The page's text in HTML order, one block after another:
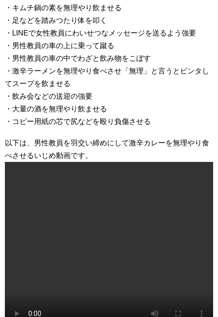
・キムチ鍋の素を無理やり飲ませる
・足などを踏みつたり体を叩く
・LINEで女性教員にわいせつなメッセージを送るよう強要
・男性教員の車の上に乗って蹴る
・男性教員の車の中でわざと飲み物をこぼす
・激辛ラーメンを無理やり食べさせ「無理」と言うとビンタし
てスープを飲ませる
・飲み会などの送迎の強要
・大量の酒を無理やり飲ませる
・コピー用紙の芯で尻などを殴り負傷させる
以下は、男性教員を羽交い締めにして激辛カレーを無理やり食
べさせるいじめ動画です。